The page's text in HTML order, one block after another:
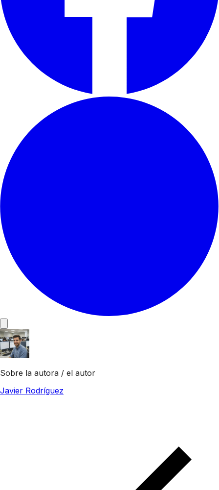
Sobre la autora / el autor
Javier Rodríguez